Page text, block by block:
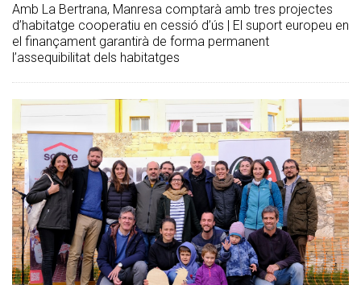
Amb La Bertrana, Manresa comptarà amb tres projectes
d’habitatge cooperatiu en cessió d’ús | El suport europeu en
el finançament garantirà de forma permanent
l’assequibilitat dels habitatges